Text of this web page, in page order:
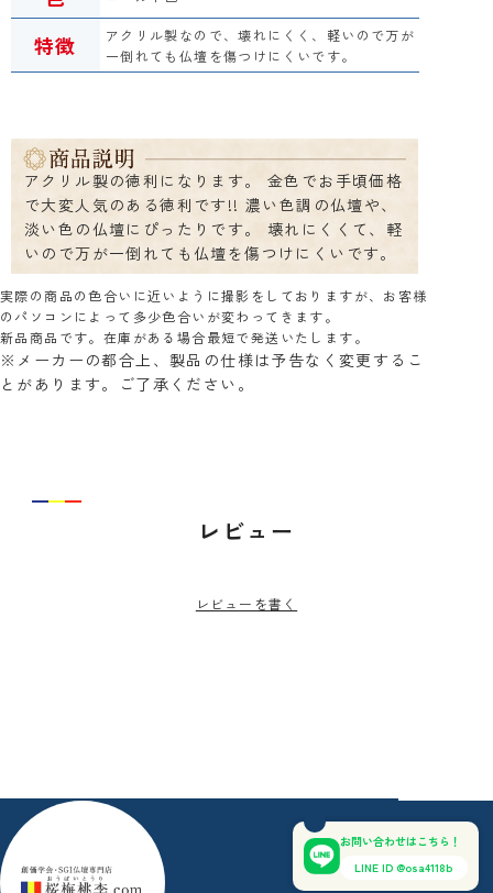
特徴
アクリル製なので、壊れにくく、軽いので万が
一倒れても仏壇を傷つけにくいです。
アクリル製の徳利になります。 金色でお手頃価格
で大変人気のある徳利です!! 濃い色調の仏壇や、
淡い色の仏壇にぴったりです。 壊れにくくて、軽
いので万が一倒れても仏壇を傷つけにくいです。
実際の商品の色合いに近いように撮影をしておりますが、お客様
のパソコンによって多少色合いが変わってきます。
新品商品です。在庫がある場合最短で発送いたします。
※メーカーの都合上、製品の仕様は予告なく変更するこ
とがあります。ご了承ください。
レビュー
レビューを書く
お問い合わせはこちら！
LINE ID @osa4118b